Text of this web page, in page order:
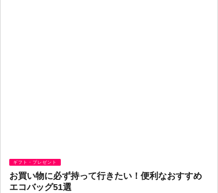
ギフト・プレゼント
お買い物に必ず持って行きたい！便利なおすすめ
エコバッグ51選